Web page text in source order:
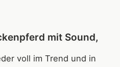
mit Sound,
voll im Trend und in